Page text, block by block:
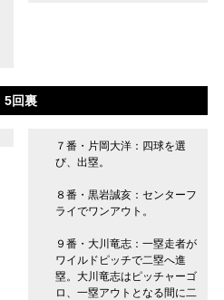
5回裏
７番・片岡大洋：四球を選
び、出塁。
８番・黒岩誠亥：センターフ
ライでワンアウト。
９番・大川竜志：一塁走者が
ワイルドピッチで二塁へ進
塁。大川竜志はピッチャーゴ
ロ、一塁アウトとなる間に二